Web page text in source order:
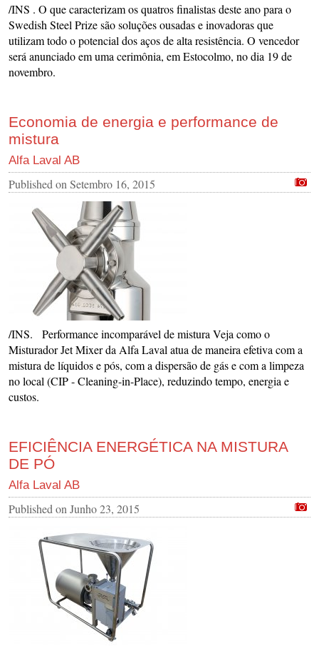
/INS . O que caracterizam os quatros finalistas deste ano para o
Swedish Steel Prize são soluções ousadas e inovadoras que
utilizam todo o potencial dos aços de alta resistência. O vencedor
será anunciado em uma cerimônia, em Estocolmo, no dia 19 de
novembro.
Economia de energia e performance de
mistura
Alfa Laval AB
Published on Setembro 16, 2015
/INS. Performance incomparável de mistura Veja como o
Misturador Jet Mixer da Alfa Laval atua de maneira efetiva com a
mistura de líquidos e pós, com a dispersão de gás e com a limpeza
no local (CIP - Cleaning-in-Place), reduzindo tempo, energia e
custos.
EFICIÊNCIA ENERGÉTICA NA MISTURA
DE PÓ
Alfa Laval AB
Published on Junho 23, 2015